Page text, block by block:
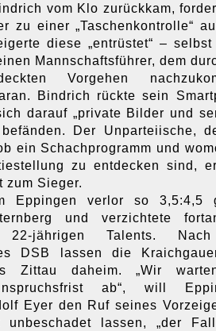
vom Klo zurückkam,
zu einer „Taschenkontrolle“
diese „entrüstet“ – selbst
Mannschaftsführer, dem
Vorgehen
Bindrich rückte sein
darauf „private Bilder und
befänden. Der Unparteiische,
ein Schachprogramm und
zu entdecken sind,
zum Sieger.
Eppingen verlor so 3,5:4,5
und verzichtete
22-jährigen Talents.
DSB lassen die
Zittau daheim. „Wir
ab“, will
Eyer den Ruf seines
unbeschadet lassen, „der